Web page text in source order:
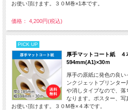
お使い頂けます。３０M巻×1本です。
価格： 4,200円(税込)
PICK UP
厚手マットコート紙
594mm(A1)×30ｍ
厚手の原紙に発色の良
ンクジェットプリンタ
や消しタイプなので、落
なります。ポスター、写
お使い頂けます。３０M巻×４本です。